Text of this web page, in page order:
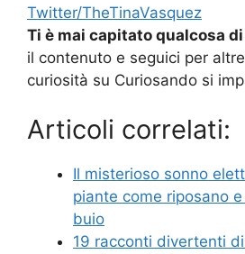
Twitter/TheTinaVasquez
Ti è mai capitato qualcosa
il contenuto e seguici per
curiosità su Curiosando si
Articoli correlati:
Il misterioso sonno
piante come riposano
buio
19 racconti divertenti